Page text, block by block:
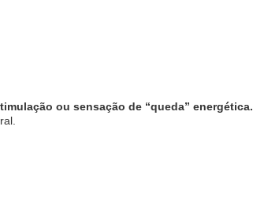
ou sensação de “queda” energética.